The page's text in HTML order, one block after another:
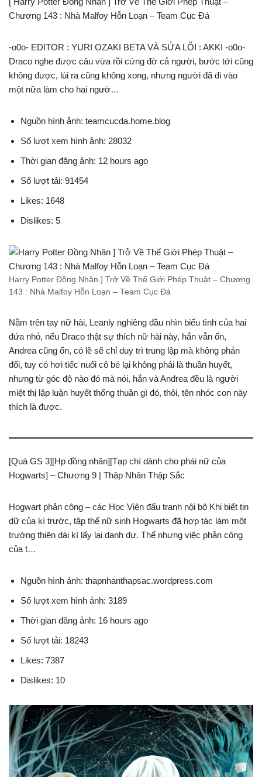
Chương 143 : Nhà Malfoy Hỗn Loạn – Team Cục Đá
-o0o- EDITOR : YURI OZAKI BETA VÀ SỬA LỖI : AKKI -o0o-
Draco nghe được câu vừa rồi cứng đờ cả người, bước tới cũng
không được, lùi ra cũng không xong, nhưng người đã đi vào
một nữa làm cho hai ngườ…
Nguồn hình ảnh: teamcucda.home.blog
Số lượt xem hình ảnh: 28032
Thời gian đăng ảnh: 12 hours ago
Số lượt tải: 91454
Likes: 1648
Dislikes: 5
Harry Potter Đồng Nhân ] Trở Về Thế Giới Phép Thuật – Chương
143 : Nhà Malfoy Hỗn Loạn – Team Cục Đá
Nằm trên tay nữ hài, Leanly nghiêng đầu nhìn biểu tình của hai
đứa nhỏ, nếu Draco thật sự thích nữ hài này, hắn vẫn ổn,
Andrea cũng ổn, có lẽ sẽ chỉ duy trì trung lập mà không phản
đối, tuy có hơi tiếc nuối cô bé lại không phải là thuần huyết,
nhưng từ góc độ nào đó mà nói, hắn và Andrea đều là người
miệt thị lập luận huyết thống thuần gì đó, thôi, tên nhóc con này
thích là được.
[Quà GS 3][Hp đồng nhân][Tạp chí dành cho phái nữ của
Hogwarts] – Chương 9 | Thập Nhân Thập Sắc
Hogwart phản công – các Học Viện đấu tranh nội bộ Khi biết tin
dữ của kì trước, tập thể nữ sinh Hogwarts đã hợp tác làm một
trường thiên dài kì lấy lại danh dự. Thế nhưng việc phản công
của t…
Nguồn hình ảnh: thapnhanthapsac.wordpress.com
Số lượt xem hình ảnh: 3189
Thời gian đăng ảnh: 16 hours ago
Số lượt tải: 18243
Likes: 7387
Dislikes: 10